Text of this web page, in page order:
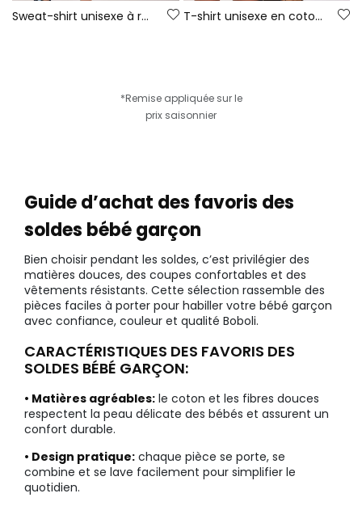
Sweat-shirt unisexe à rayures T-shirt unisexe en coton vert
*Remise appliquée sur le
prix saisonnier
Guide d’achat des favoris des
soldes bébé garçon
Bien choisir pendant les soldes, c’est privilégier des
matières douces, des coupes confortables et des
vêtements résistants. Cette sélection rassemble des
pièces faciles à porter pour habiller votre bébé garçon
avec confiance, couleur et qualité Boboli.
CARACTÉRISTIQUES DES FAVORIS DES
SOLDES BÉBÉ GARÇON:
• Matières agréables: le coton et les fibres douces
respectent la peau délicate des bébés et assurent un
confort durable.
• Design pratique: chaque pièce se porte, se
combine et se lave facilement pour simplifier le
quotidien.